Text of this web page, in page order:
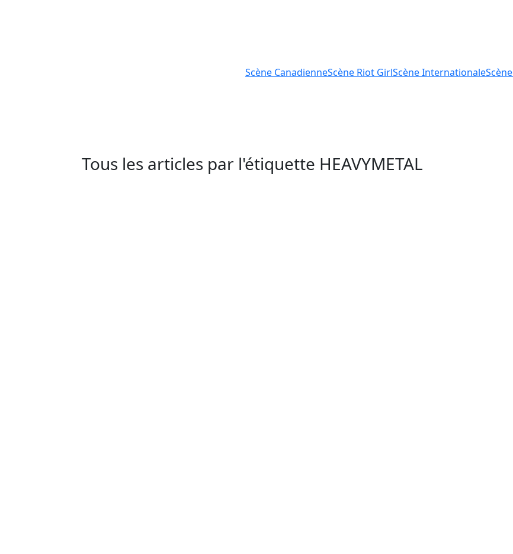
Scène CanadienneScène Riot GirlScèneInternationaleScène
Tous les articles par l'étiquette HEAVYMETAL